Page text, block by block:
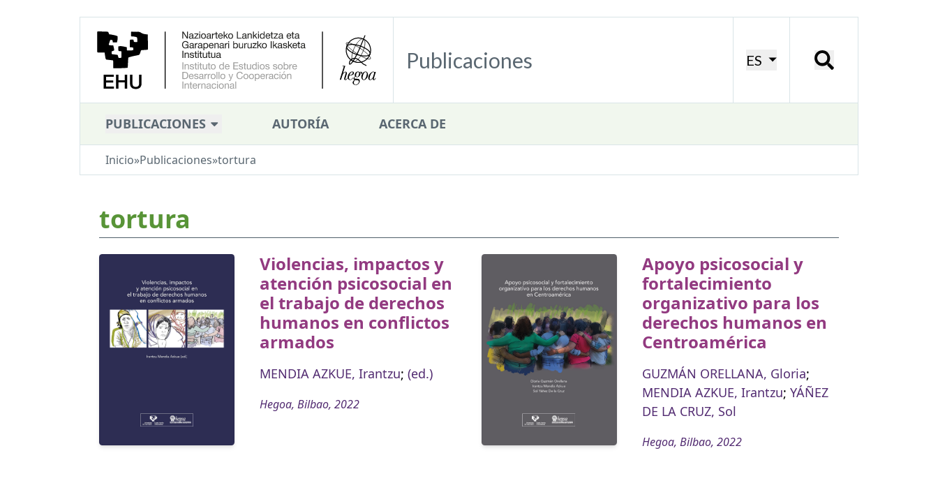
Publicaciones ES
PUBLICACIONES AUTORÍA ACERCA DE
Inicio»Publicaciones»tortura
tortura
Violencias, impactos y
atención psicosocial en
el trabajo de derechos
humanos en conflictos
armados
MENDIA AZKUE, Irantzu; (ed.)
Hegoa, Bilbao, 2022
Apoyo psicosocial y
fortalecimiento
organizativo para los
derechos humanos en
Centroamérica
GUZMÁN ORELLANA, Gloria;
MENDIA AZKUE, Irantzu; YÁÑEZ
DE LA CRUZ, Sol
Hegoa, Bilbao, 2022